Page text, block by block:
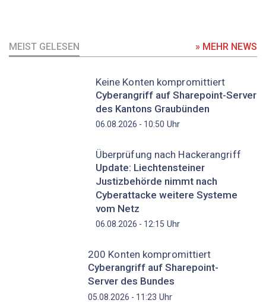
MEIST GELESEN » MEHR NEWS
Keine Konten kompromittiert
Cyberangriff auf Sharepoint-Server
des Kantons Graubünden
06.08.2026 - 10:50 Uhr
Überprüfung nach Hackerangriff
Update: Liechtensteiner
Justizbehörde nimmt nach
Cyberattacke weitere Systeme
vom Netz
06.08.2026 - 12:15 Uhr
200 Konten kompromittiert
Cyberangriff auf Sharepoint-
Server des Bundes
05.08.2026 - 11:23 Uhr